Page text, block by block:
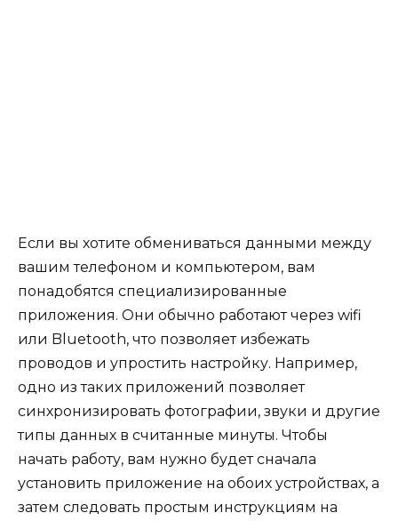
Если вы хотите обмениваться данными между
вашим телефоном и компьютером, вам
понадобятся специализированные
приложения. Они обычно работают через wifi
или Bluetooth, что позволяет избежать
проводов и упростить настройку. Например,
одно из таких приложений позволяет
синхронизировать фотографии, звуки и другие
типы данных в считанные минуты. Чтобы
начать работу, вам нужно будет сначала
установить приложение на обоих устройствах, а
затем следовать простым инструкциям на